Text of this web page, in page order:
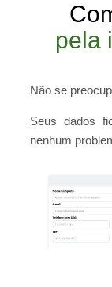
pela
Não se
Seus dados
nenhum